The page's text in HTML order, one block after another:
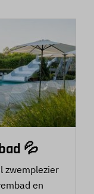
💦
zwemplezier
en